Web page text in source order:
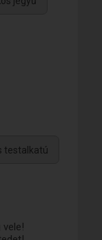
testalkatú